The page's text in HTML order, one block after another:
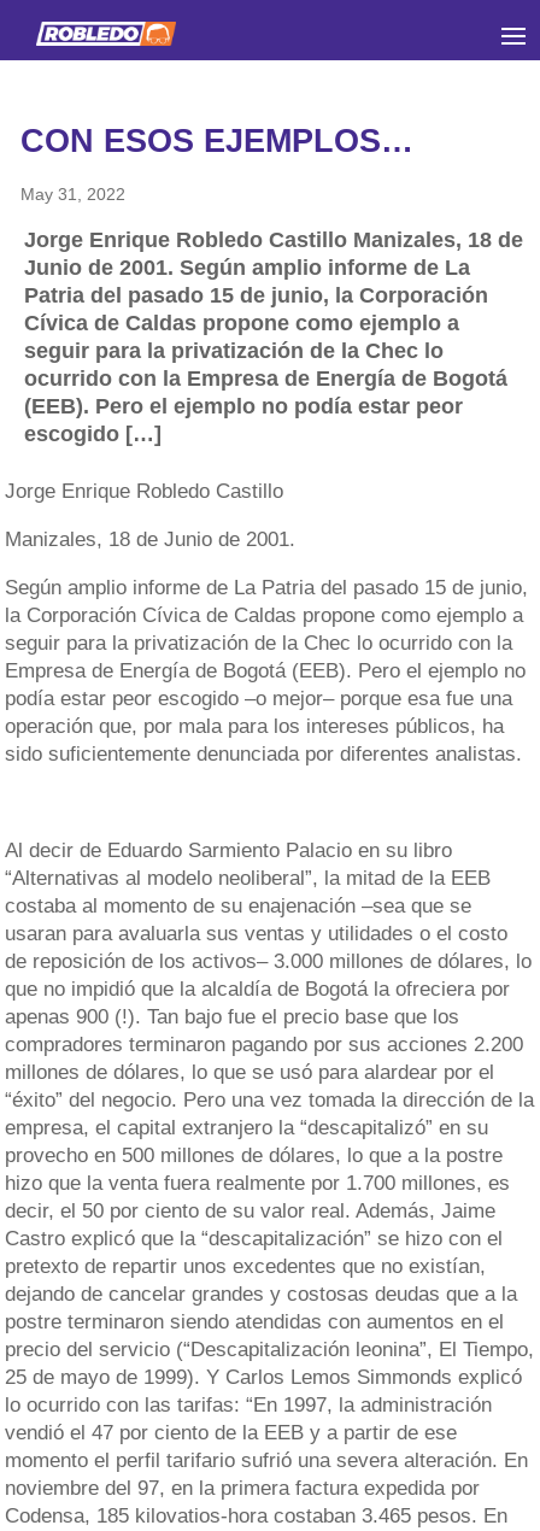
CON ESOS EJEMPLOS…
May 31, 2022
Jorge Enrique Robledo Castillo Manizales, 18 de
Junio de 2001. Según amplio informe de La
Patria del pasado 15 de junio, la Corporación
Cívica de Caldas propone como ejemplo a
seguir para la privatización de la Chec lo
ocurrido con la Empresa de Energía de Bogotá
(EEB). Pero el ejemplo no podía estar peor
escogido […]
Jorge Enrique Robledo Castillo
Manizales, 18 de Junio de 2001.
Según amplio informe de La Patria del pasado 15 de junio,
la Corporación Cívica de Caldas propone como ejemplo a
seguir para la privatización de la Chec lo ocurrido con la
Empresa de Energía de Bogotá (EEB). Pero el ejemplo no
podía estar peor escogido –o mejor– porque esa fue una
operación que, por mala para los intereses públicos, ha
sido suficientemente denunciada por diferentes analistas.
Al decir de Eduardo Sarmiento Palacio en su libro
“Alternativas al modelo neoliberal”, la mitad de la EEB
costaba al momento de su enajenación –sea que se
usaran para avaluarla sus ventas y utilidades o el costo
de reposición de los activos– 3.000 millones de dólares, lo
que no impidió que la alcaldía de Bogotá la ofreciera por
apenas 900 (!). Tan bajo fue el precio base que los
compradores terminaron pagando por sus acciones 2.200
millones de dólares, lo que se usó para alardear por el
“éxito” del negocio. Pero una vez tomada la dirección de la
empresa, el capital extranjero la “descapitalizó” en su
provecho en 500 millones de dólares, lo que a la postre
hizo que la venta fuera realmente por 1.700 millones, es
decir, el 50 por ciento de su valor real. Además, Jaime
Castro explicó que la “descapitalización” se hizo con el
pretexto de repartir unos excedentes que no existían,
dejando de cancelar grandes y costosas deudas que a la
postre terminaron siendo atendidas con aumentos en el
precio del servicio (“Descapitalización leonina”, El Tiempo,
25 de mayo de 1999). Y Carlos Lemos Simmonds explicó
lo ocurrido con las tarifas: “En 1997, la administración
vendió el 47 por ciento de la EEB y a partir de ese
momento el perfil tarifario sufrió una severa alteración. En
noviembre del 97, en la primera factura expedida por
Codensa, 185 kilovatios-hora costaban 3.465 pesos. En